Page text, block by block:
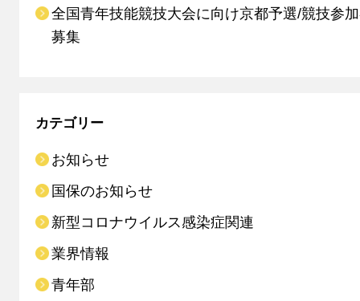
全国青年技能競技大会に向け京都予選/競技参
募集
カテゴリー
お知らせ
国保のお知らせ
新型コロナウイルス感染症関連
業界情報
青年部